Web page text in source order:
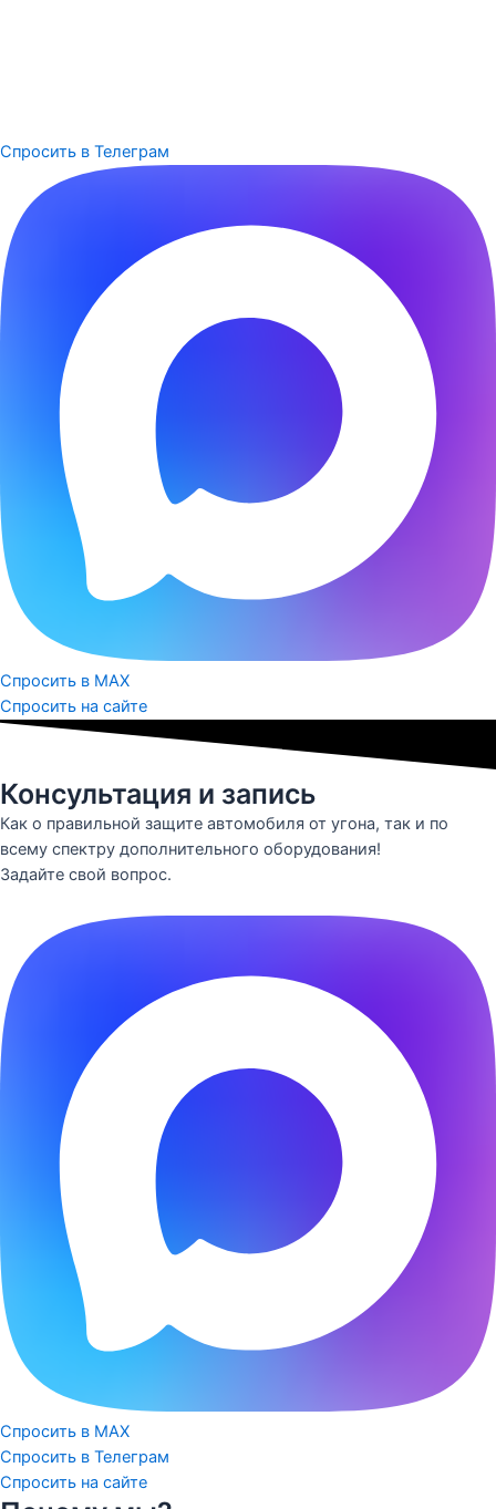
Спросить в Телеграм
Спросить в MAX
Спросить на сайте
Консультация и запись
Как о правильной защите автомобиля от угона, так и по
всему спектру дополнительного оборудования!
Задайте свой вопрос.
Спросить в MAX
Спросить в Телеграм
Спросить на сайте